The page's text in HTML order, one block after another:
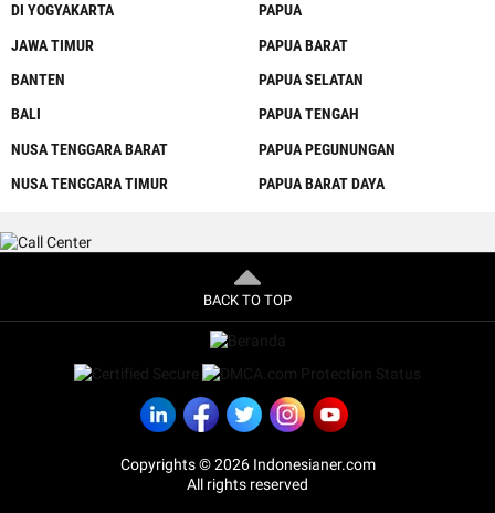
DI YOGYAKARTA
JAWA TIMUR
BANTEN
BALI
NUSA TENGGARA BARAT
NUSA TENGGARA TIMUR
PAPUA
PAPUA BARAT
PAPUA SELATAN
PAPUA TENGAH
PAPUA PEGUNUNGAN
PAPUA BARAT DAYA
BACK TO TOP
Copyrights © 2026 Indonesianer.com
All rights reserved